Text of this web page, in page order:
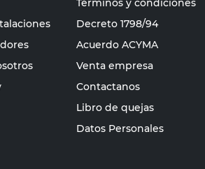
Términos y condiciones
Decreto 1798/94
Acuerdo ACYMA
Venta empresa
Contactanos
Libro de quejas
Datos Personales